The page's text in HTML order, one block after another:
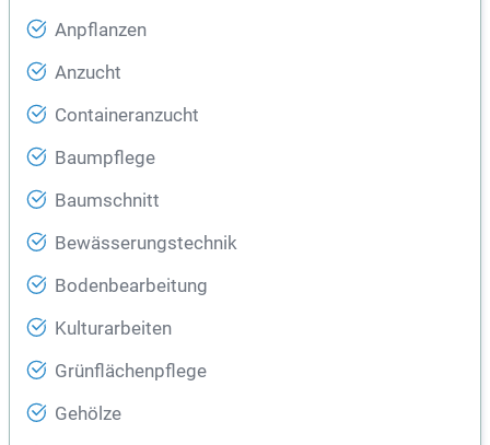
Anpflanzen
Anzucht
Containeranzucht
Baumpflege
Baumschnitt
Bewässerungstechnik
Bodenbearbeitung
Kulturarbeiten
Grünflächenpflege
Gehölze